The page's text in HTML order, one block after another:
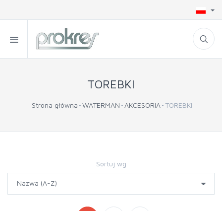
TOREBKI
Strona główna WATERMAN AKCESORIA TOREBKI
Sortuj wg